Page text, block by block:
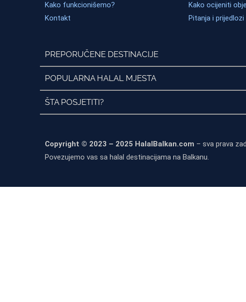
Kako funkcionišemo?
Kontakt
Kako ocijeniti
Pitanja i prijedlozi
PREPORUČENE DESTINACIJE
POPULARNA HALAL MJESTA
ŠTA POSJETITI?
Copyright © 2023 – 2025 HalalBalkan.com – sva prava
Povezujemo vas sa halal destinacijama na Balkanu.